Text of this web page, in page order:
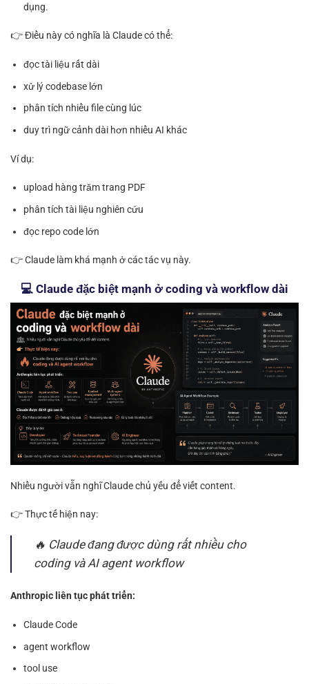
dụng.
👉 Điều này có nghĩa là Claude có thể:
đọc tài liệu rất dài
xử lý codebase lớn
phân tích nhiều file cùng lúc
duy trì ngữ cảnh dài hơn nhiều AI khác
Ví dụ:
upload hàng trăm trang PDF
phân tích tài liệu nghiên cứu
đọc repo code lớn
👉 Claude làm khá mạnh ở các tác vụ này.
💻 Claude đặc biệt mạnh ở coding và workflow dài
Nhiều người vẫn nghĩ Claude chủ yếu để viết content.
👉 Thực tế hiện nay:
🔥 Claude đang được dùng rất nhiều cho
coding và AI agent workflow
Anthropic liên tục phát triển:
Claude Code
agent workflow
tool use